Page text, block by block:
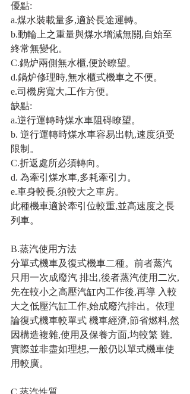
優點:
a.煤水裝載量多,適於長途運轉。
b.動輪上之重量與煤水增減無關,自始至
終常無變化。
C.鍋炉兩側無水櫃,便於瞭望。
d.鍋炉修理時,無水櫃式機車之不便。
e.司機房寬大,工作方便。
缺點:
a.逆行運轉時煤水車阻碍瞭望。
b. 逆行運轉時煤水車容易出軌,速度須受
限制。
C.折返處所必須轉向。
d. 為牽引煤水車,多耗牽引力。
e.車身較長,須較大之車房。
此種機車適於牽引位較重,並高速度之長
列車。
B.蒸汽使用方法
分單式機車及復式機車二種。前者蒸汽
只用一次成廢汽 排出,後者蒸汽使用二次,
先在較小之高壓汽缸內工作後,再導 入較
大之低壓汽缸工作,始成廢汽排出。依理
論復式機車較單式 機車經濟,節省燃料,然
因構造複雜,使用及保養方面,均較繁 難,
實際並非盡如理想,一般仍以單式機車使
用較廣。
C.蒸汽性質